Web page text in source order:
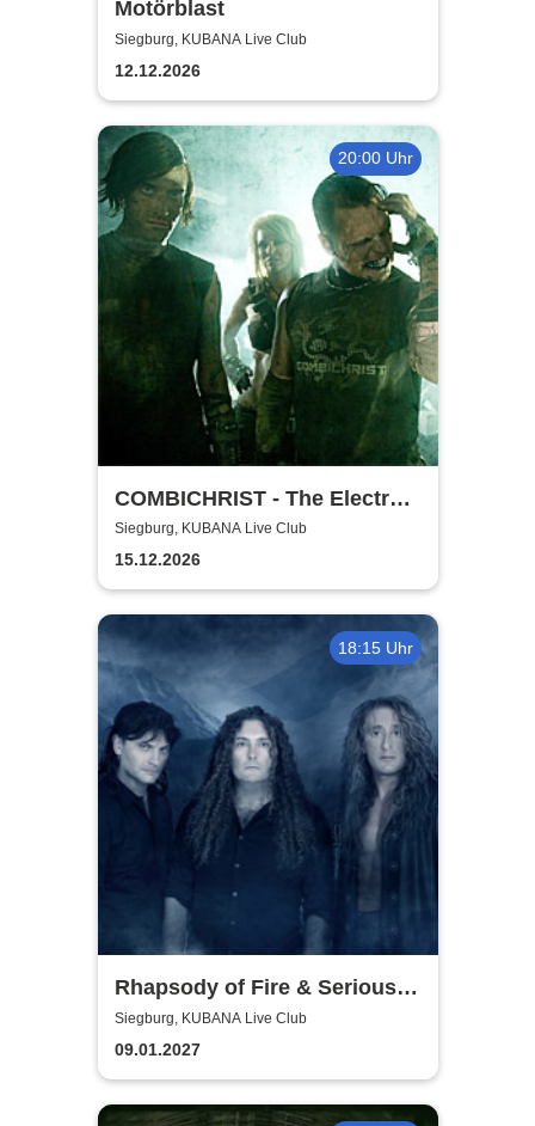
Motörblast
Siegburg, KUBANA Live Club
12.12.2026
20:00 Uhr
COMBICHRIST - The Electro
Combichristmas Tour 2026
Siegburg, KUBANA Live Club
15.12.2026
18:15 Uhr
Rhapsody of Fire & Serious
Black - Motocultor Tour 2027
Siegburg, KUBANA Live Club
09.01.2027